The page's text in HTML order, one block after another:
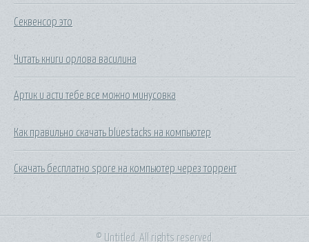
Секвенсор это
Читать книги орлова василина
Артик и асти тебе все можно минусовка
Как правильно скачать bluestacks на компьютер
Скачать бесплатно spore на компьютер через торрент
© Untitled. All rights reserved.